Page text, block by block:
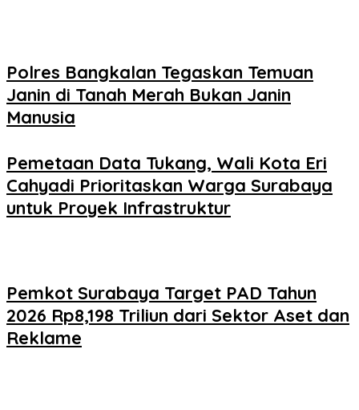
Polres Bangkalan Tegaskan Temuan
Janin di Tanah Merah Bukan Janin
Manusia
Pemetaan Data Tukang, Wali Kota Eri
Cahyadi Prioritaskan Warga Surabaya
untuk Proyek Infrastruktur
Pemkot Surabaya Target PAD Tahun
2026 Rp8,198 Triliun dari Sektor Aset dan
Reklame